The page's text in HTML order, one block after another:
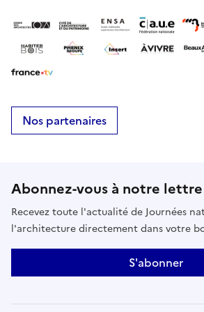
Nos partenaires
Abonnez-vous à notre
Recevez toute l'actualité de Journées
l'architecture directement dans votre
S'abonner